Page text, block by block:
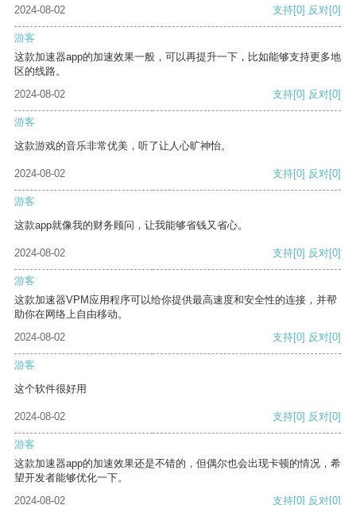
2024-08-02
支持[0] 反对[0]
游客
这款加速器app的加速效果一般，可以再提升一下，比如能够支持更多地
区的线路。
2024-08-02
支持[0] 反对[0]
游客
这款游戏的音乐非常优美，听了让人心旷神怡。
2024-08-02 支持[0] 反对[0]
游客
这款app就像我的财务顾问，让我能够省钱又省心。
2024-08-02 支持[0] 反对[0]
游客
这款加速器VPM应用程序可以给你提供最高速度和安全性的连接，并帮
助你在网络上自由移动。
2024-08-02
支持[0] 反对[0]
游客
这个软件很好用
2024-08-02 支持[0] 反对[0]
游客
这款加速器app的加速效果还是不错的，但偶尔也会出现卡顿的情况，希
望开发者能够优化一下。
2024-08-02
支持[0] 反对[0]